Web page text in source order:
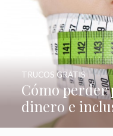
Cómo perder
dinero e
TRUCOS GRATIS